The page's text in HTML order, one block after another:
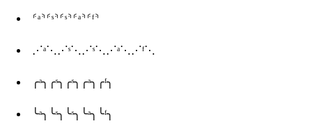
⸄ᵃ⸅⸄ˢ⸅⸄ˢ⸅⸄ᵃ⸅⸄ᶠ⸅
⋰ᵃ⋱⋰ˢ⋱⋰ˢ⋱⋰ᵃ⋱⋰ᶠ⋱
╭ᵃ╮╭ˢ╮╭ˢ╮╭ᵃ╮╭ᶠ╮
╰ᵃ╮╰ˢ╮╰ˢ╮╰ᵃ╮╰ᶠ╮